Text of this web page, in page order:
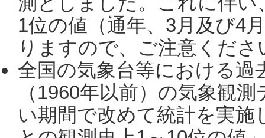
1位の値（通年、3月及び4
りますので、ご注意くだ
全国の気象台等における過
（1960年以前）の気象観
い期間で改めて統計を実